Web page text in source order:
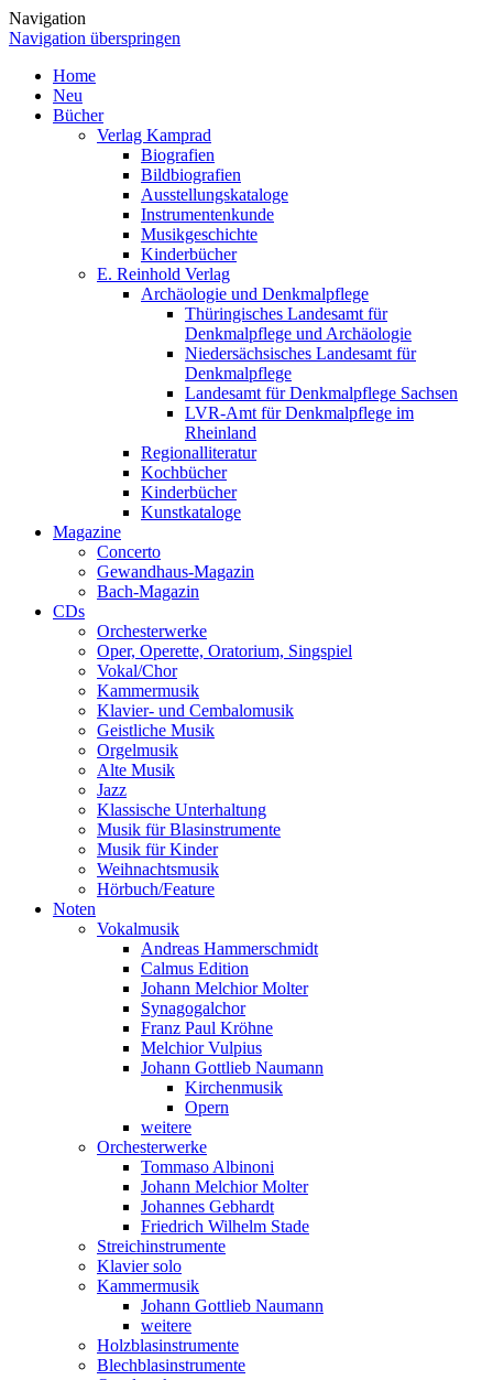
Navigation
Navigation überspringen
Home
Neu
Bücher
Verlag Kamprad
Biografien
Bildbiografien
Ausstellungskataloge
Instrumentenkunde
Musikgeschichte
Kinderbücher
E. Reinhold Verlag
Archäologie und Denkmalpflege
Thüringisches Landesamt für
Denkmalpflege und Archäologie
Niedersächsisches Landesamt für
Denkmalpflege
Landesamt für Denkmalpflege Sachsen
LVR-Amt für Denkmalpflege im
Rheinland
Regionalliteratur
Kochbücher
Kinderbücher
Kunstkataloge
Magazine
Concerto
Gewandhaus-Magazin
Bach-Magazin
CDs
Orchesterwerke
Oper, Operette, Oratorium, Singspiel
Vokal/Chor
Kammermusik
Klavier- und Cembalomusik
Geistliche Musik
Orgelmusik
Alte Musik
Jazz
Klassische Unterhaltung
Musik für Blasinstrumente
Musik für Kinder
Weihnachtsmusik
Hörbuch/Feature
Noten
Vokalmusik
Andreas Hammerschmidt
Calmus Edition
Johann Melchior Molter
Synagogalchor
Franz Paul Kröhne
Melchior Vulpius
Johann Gottlieb Naumann
Kirchenmusik
Opern
weitere
Orchesterwerke
Tommaso Albinoni
Johann Melchior Molter
Johannes Gebhardt
Friedrich Wilhelm Stade
Streichinstrumente
Klavier solo
Kammermusik
Johann Gottlieb Naumann
weitere
Holzblasinstrumente
Blechblasinstrumente